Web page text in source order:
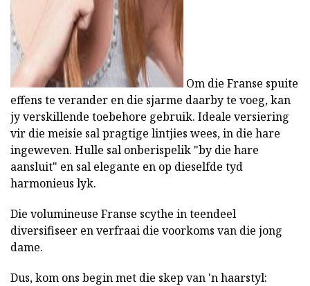
Om die Franse spuite
effens te verander en die sjarme daarby te voeg, kan
jy verskillende toebehore gebruik. Ideale versiering
vir die meisie sal pragtige lintjies wees, in die hare
ingeweven. Hulle sal onberispelik "by die hare
aansluit" en sal elegante en op dieselfde tyd
harmonieus lyk.
Die volumineuse Franse scythe in teendeel
diversifiseer en verfraai die voorkoms van die jong
dame.
Dus, kom ons begin met die skep van 'n haarstyl: